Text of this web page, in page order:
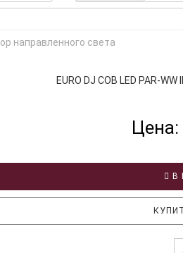
EURO DJ COB LED PAR-
Цена:
В